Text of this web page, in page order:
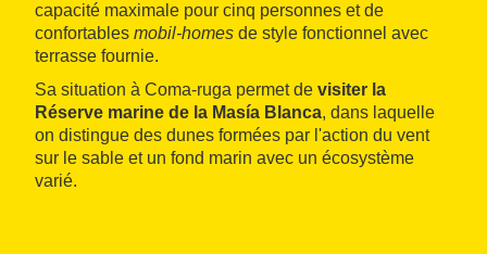
capacité maximale pour cinq personnes et de
confortables mobil-homes de style fonctionnel avec
terrasse fournie.
Sa situation à Coma-ruga permet de visiter la
Réserve marine de la Masía Blanca, dans laquelle
on distingue des dunes formées par l'action du vent
sur le sable et un fond marin avec un écosystème
varié.